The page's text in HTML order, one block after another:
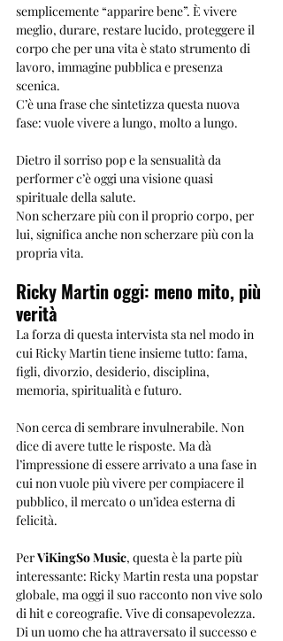
semplicemente “apparire bene”. È vivere
meglio, durare, restare lucido, proteggere il
corpo che per una vita è stato strumento di
lavoro, immagine pubblica e presenza
scenica.
C’è una frase che sintetizza questa nuova
fase: vuole vivere a lungo, molto a lungo.
Dietro il sorriso pop e la sensualità da
performer c’è oggi una visione quasi
spirituale della salute.
Non scherzare più con il proprio corpo, per
lui, significa anche non scherzare più con la
propria vita.
Ricky Martin oggi: meno mito, più
verità
La forza di questa intervista sta nel modo in
cui Ricky Martin tiene insieme tutto: fama,
figli, divorzio, desiderio, disciplina,
memoria, spiritualità e futuro.
Non cerca di sembrare invulnerabile. Non
dice di avere tutte le risposte. Ma dà
l’impressione di essere arrivato a una fase in
cui non vuole più vivere per compiacere il
pubblico, il mercato o un’idea esterna di
felicità.
Per ViKingSo Music, questa è la parte più
interessante: Ricky Martin resta una popstar
globale, ma oggi il suo racconto non vive solo
di hit e coreografie. Vive di consapevolezza.
Di un uomo che ha attraversato il successo e